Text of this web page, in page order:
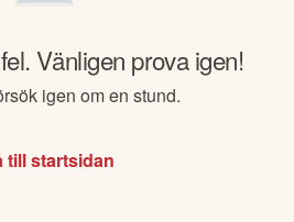
Vänligen prova igen!
igen om en stund.
till startsidan